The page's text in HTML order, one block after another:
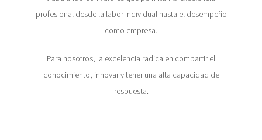
profesional desde la labor individual hasta el desempeño
como empresa.
Para nosotros, la excelencia radica en compartir el
conocimiento, innovar y tener una alta capacidad de
respuesta.